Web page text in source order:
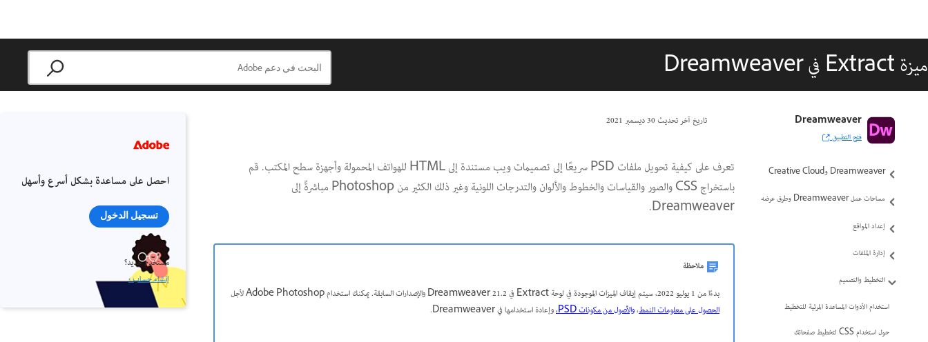
ميزة Extract في Dreamweaver
تاريخ آخر تحديث30 ديسمبر 2021 Dreamweaver
فتح التطبيق
دليل مستخدم Dreamweaver
مقدمة
Dreamweaver وCreative Cloud
مساحات عمل Dreamweaver وطرق عرضه
إعداد المواقع
إدارة الملفات
التخطيط والتصميم
استخدام الأدوات المساعدة المرئية للتخطيط
حول استخدام CSS لتخطيط صفحاتك
تعرف على كيفية تحويل ملفات PSD سريعًا إلى تصميمات ويب مستندة إلى HTML للهواتف المحمولة وأجهزة سطح المكتب. قم
باستخراج CSS والصور والقياسات والخطوط والألوان والتدرجات اللونية وغير ذلك الكثير من Photoshop مباشرةً إلى
Dreamweaver.
ملاحظة
بدءًا من 1 يوليو 2022، سيتم إيقاف الميزات الموجودة في لوحة Extract في Dreamweaver 21.2 والإصدارات السابقة. يمكنك استخدام Adobe Photoshop لأجل
الحصول على معلومات النمط،والأصول من مكونات PSD، وإعادة استخدامها في Dreamweaver.
احصل على مساعدة بشكل أسرع وأسهل
تسجيل الدخول
مستخدم جديد؟
إنشاء حساب ›